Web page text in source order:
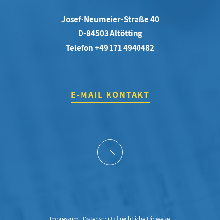
Josef-Neumeier-Straße 40
D-84503 Altötting
Telefon +49 171 4940482
E-MAIL KONTAKT